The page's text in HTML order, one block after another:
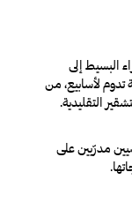
البسيط إلى
لأسابيع، من
التقليدية.
مدرّبين على